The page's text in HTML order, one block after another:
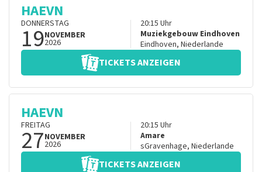
HAEVN
DONNERSTAG
19NOVEMBER
2026
20:15 Uhr
Muziekgebouw Eindhoven
Eindhoven, Niederlande
TICKETS ANZEIGEN
HAEVN
FREITAG
27NOVEMBER
2026
20:15 Uhr
Amare
sGravenhage, Niederlande
TICKETS ANZEIGEN